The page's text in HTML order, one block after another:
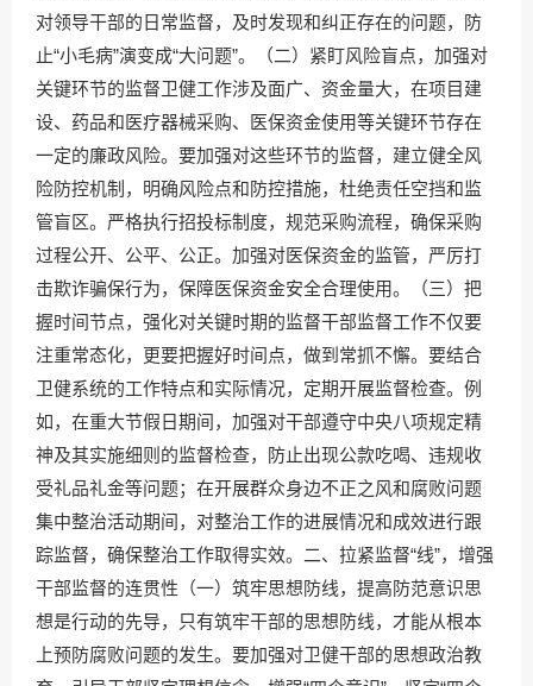
对领导干部的日常监督，及时发现和纠正存在的问题，防
止“小毛病”演变成“大问题”。（二）紧盯风险盲点，加强对
关键环节的监督卫健工作涉及面广、资金量大，在项目建
设、药品和医疗器械采购、医保资金使用等关键环节存在
一定的廉政风险。要加强对这些环节的监督，建立健全风
险防控机制，明确风险点和防控措施，杜绝责任空挡和监
管盲区。严格执行招投标制度，规范采购流程，确保采购
过程公开、公平、公正。加强对医保资金的监管，严厉打
击欺诈骗保行为，保障医保资金安全合理使用。（三）把
握时间节点，强化对关键时期的监督干部监督工作不仅要
注重常态化，更要把握好时间点，做到常抓不懈。要结合
卫健系统的工作特点和实际情况，定期开展监督检查。例
如，在重大节假日期间，加强对干部遵守中央八项规定精
神及其实施细则的监督检查，防止出现公款吃喝、违规收
受礼品礼金等问题；在开展群众身边不正之风和腐败问题
集中整治活动期间，对整治工作的进展情况和成效进行跟
踪监督，确保整治工作取得实效。二、拉紧监督“线”，增强
干部监督的连贯性（一）筑牢思想防线，提高防范意识思
想是行动的先导，只有筑牢干部的思想防线，才能从根本
上预防腐败问题的发生。要加强对卫健干部的思想政治教